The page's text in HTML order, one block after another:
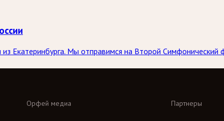
из Екатеринбурга. Мы отправимся на Второй
Орфей медиа Партнеры